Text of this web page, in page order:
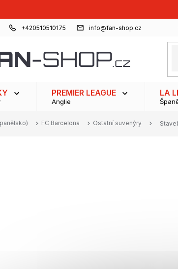
+420510510175 info@fan-shop.cz
PREMIER LEAGUE
Anglie
LA
FC Barcelona Ostatní suvenýry